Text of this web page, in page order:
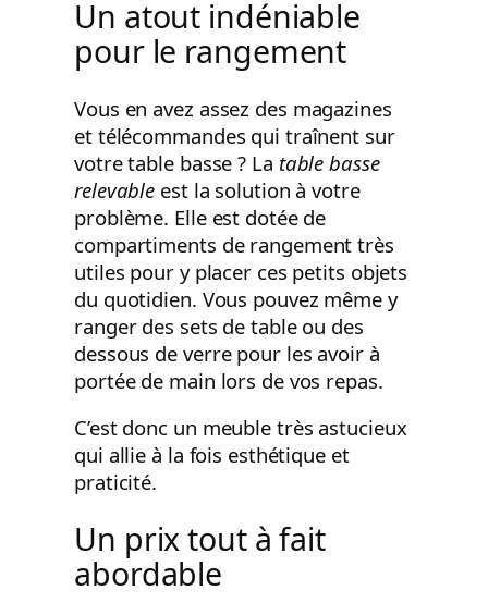
Un atout indéniable
pour le rangement
Vous en avez assez des magazines
et télécommandes qui traînent sur
votre table basse ? La table basse
relevable est la solution à votre
problème. Elle est dotée de
compartiments de rangement très
utiles pour y placer ces petits objets
du quotidien. Vous pouvez même y
ranger des sets de table ou des
dessous de verre pour les avoir à
portée de main lors de vos repas.
C’est donc un meuble très astucieux
qui allie à la fois esthétique et
praticité.
Un prix tout à fait
abordable